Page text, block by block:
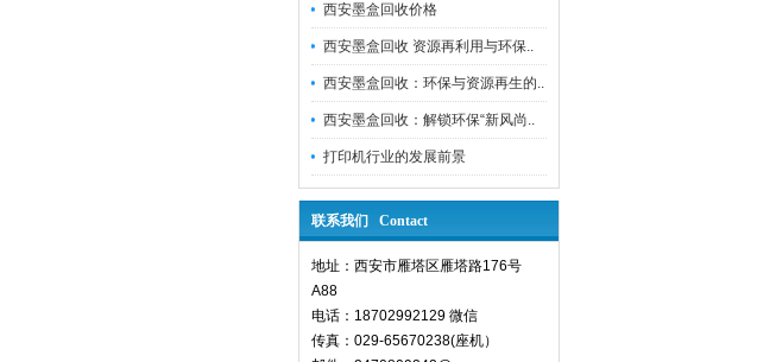
西安墨盒回收价格
西安墨盒回收 资源再利用与环保..
西安墨盒回收：环保与资源再生的..
西安墨盒回收：解锁环保“新风尚..
打印机行业的发展前景
联系我们 Contact
地址：西安市雁塔区雁塔路176号
A88
电话：18702992129 微信
传真：029-65670238(座机）